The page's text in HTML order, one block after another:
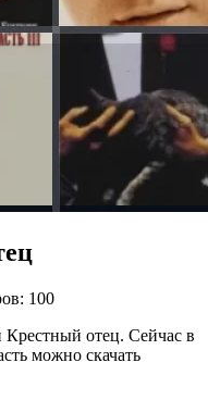
100
Крестный отец. Сейчас в
можно скачать